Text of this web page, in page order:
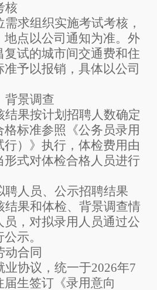
核
求组织实施考试考核，
点以公司通知为准。 外
复试的城市间交通费和住
准予以报销，具体以公司
背景调查
结果按计划招聘人数确定
格标准参照《公务员录用
）》执行，体检费用由
形式对体检合格人员进行
聘人员、公示招聘结果
结果和体检、背景调查情
员，对拟录用人员通过公
示。
动合同
协议， 统一于2026年7
届生签订 《录用意向